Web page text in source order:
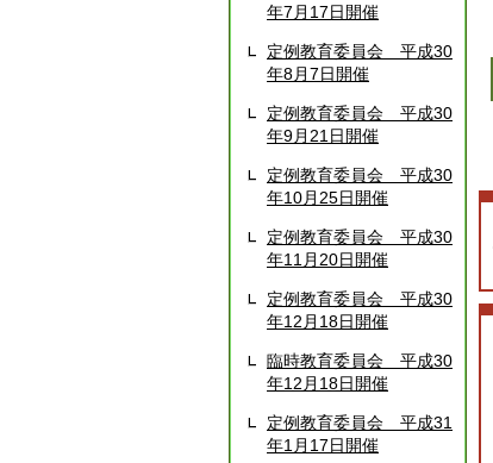
年7月17日開催
定例教育委員会 平成30
年8月7日開催
定例教育委員会 平成30
年9月21日開催
定例教育委員会 平成30
年10月25日開催
定例教育委員会 平成30
年11月20日開催
定例教育委員会 平成30
年12月18日開催
臨時教育委員会 平成30
年12月18日開催
定例教育委員会 平成31
年1月17日開催